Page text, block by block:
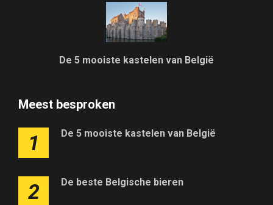
De 5 mooiste kastelen van België
Meest besproken
1 De 5 mooiste kastelen van België
2 De beste Belgische bieren